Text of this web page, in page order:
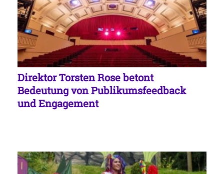
Direktor Torsten Rose betont
Bedeutung von Publikumsfeedback
und Engagement